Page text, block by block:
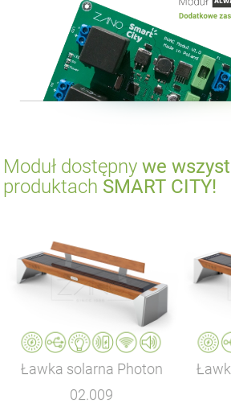
Moduł dostępnywe
produktach SMART CITY!
Ławka solarna Photon
02.009